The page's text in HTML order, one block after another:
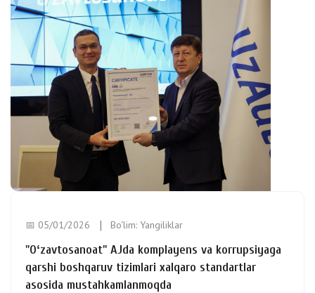
📅 05/01/2026 Bo'lim: Yangiliklar
"Oʻzavtosanoat" AJda komplayens va korrupsiyaga
qarshi boshqaruv tizimlari xalqaro standartlar
asosida mustahkamlanmoqda